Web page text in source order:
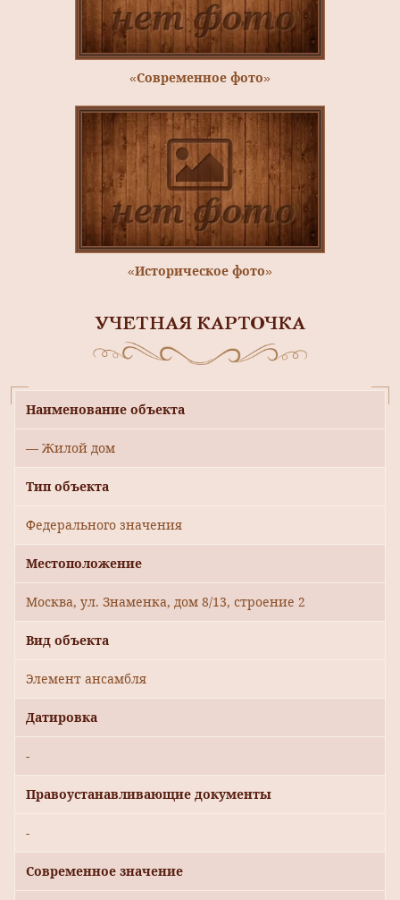
«Современное фото»
«Историческое фото»
УЧЕТНАЯ КАРТОЧКА
Наименование объекта
— Жилой дом
Тип объекта
Федерального значения
Местоположение
Москва, ул. Знаменка, дом 8/13, строение 2
Вид объекта
Элемент ансамбля
Датировка
-
Правоустанавливающие документы
-
Современное значение